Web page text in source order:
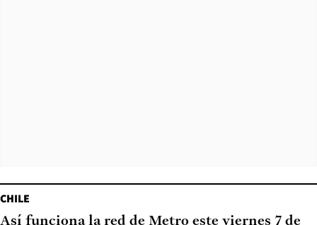
CHILE
Así funciona la red de Metro este viernes 7 de